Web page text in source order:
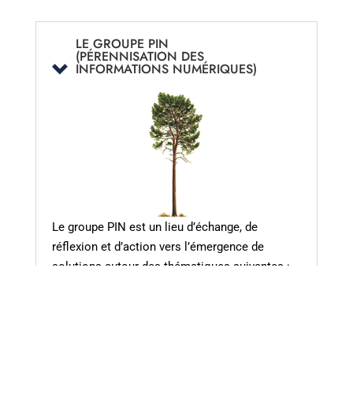
LE GROUPE PIN
(PÉRENNISATION DES
INFORMATIONS NUMÉRIQUES)
Le groupe PIN est un lieu d’échange, de
réflexion et d’action vers l’émergence de
solutions autour des thématiques suivantes :